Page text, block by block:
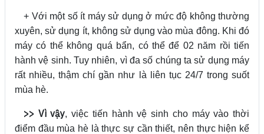
+ Với một số ít máy sử dụng ở mức độ không thường
xuyên, sử dụng ít, không sử dụng vào mùa đông. Khi đó
máy có thể không quá bẩn, có thể để 02 năm rồi tiến
hành vệ sinh. Tuy nhiên, vì đa số chúng ta sử dụng máy
rất nhiều, thậm chí gần như là liên tục 24/7 trong suốt
mùa hè.
>> Vì vậy, việc tiến hành vệ sinh cho máy vào thời
điểm đầu mùa hè là thực sự cần thiết, nên thực hiện kể